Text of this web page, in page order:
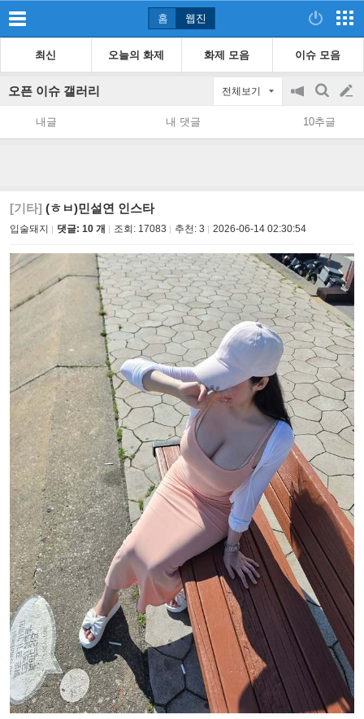
홈 웹진
최신 오늘의 화제 화제 모음 이슈 모음
오픈 이슈 갤러리 전체보기
공
지
on/off
검
색
글
쓰
내글 내 댓글 10추글
[기타] (ㅎㅂ)민설연 인스타
입술돼지 댓글: 10 개 조회: 17083 추천: 3 2026-06-14 02:30:54